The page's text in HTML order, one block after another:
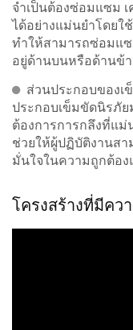
จำเป็นต้องซ่อมแซม
ได้อย่างแม่นยำโดยใ
ทำให้สามารถซ่อมแซ
อยู่ด้านบนหรือด้านข้
ส่วนประกอบของ
ประกอบเข็มขัดนิรภั
ต้องการการกลึงที่แม่
ช่วยให้ผู้ปฏิบัติงานสา
มั่นใจในความถูกต้อ
โครงสร้างที่มีคว